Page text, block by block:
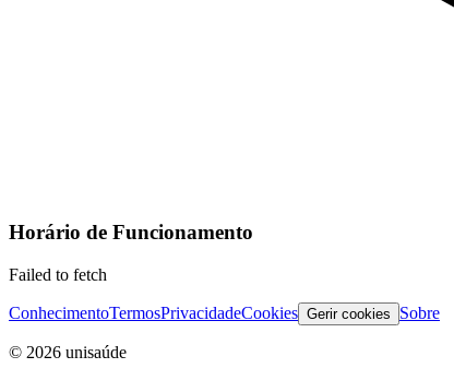
Horário de Funcionamento
Failed to fetch
ConhecimentoTermosPrivacidadeCookies Gerir cookies Sobre
© 2026 unisaúde